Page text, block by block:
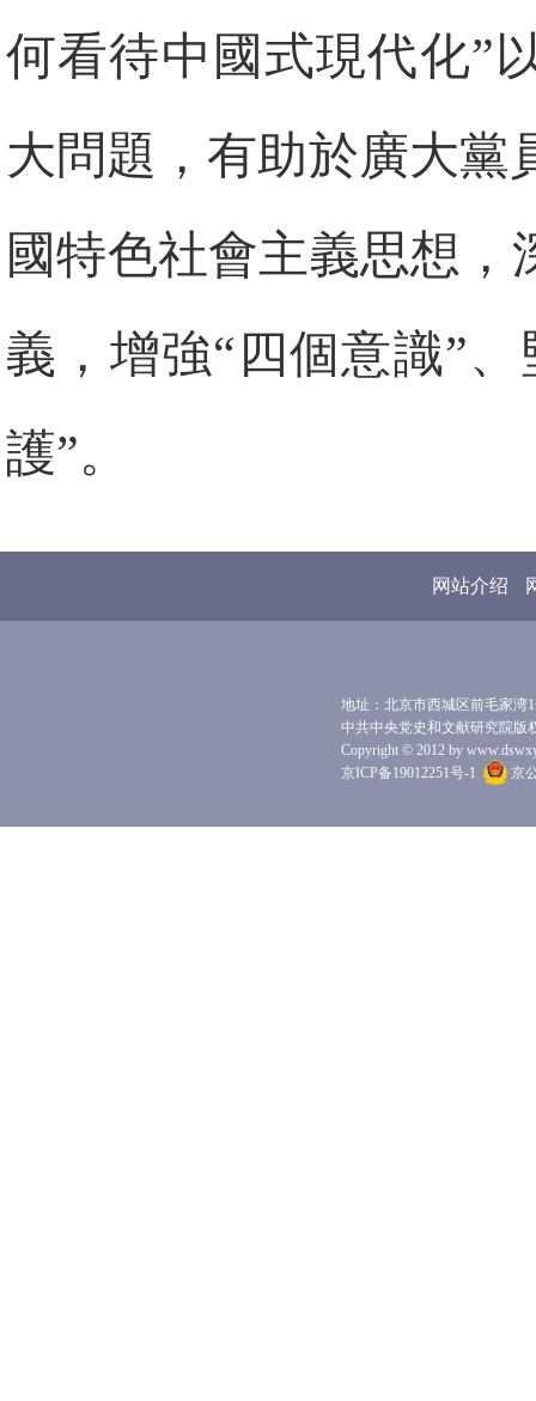
何看待中國式現代化”
大問題，有助於廣大黨
國特色社會主義思想，
義，增強“四個意識”
護”。
网站介绍
地址：北京市西城区前毛家湾
中共中央党史和文献研究院版
Copyright © 2012 by
京ICP备19012251号-1
京